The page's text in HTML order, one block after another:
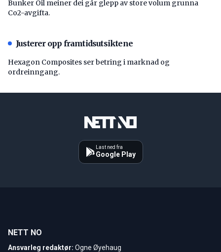
Bunker Oil meiner dei går glepp av store volum grunna
Co2-avgifta.
Justerer opp framtidsutsiktene
Hexagon Composites ser betring i marknad og
ordreinngang.
Last ned fra
Google Play
NETT NO
Ansvarleg redaktør: Ogne Øyehaug